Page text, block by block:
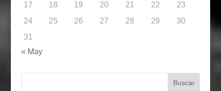
17
18 19 20 21 22
23
24
25 26 27 28 29
30
31
« May